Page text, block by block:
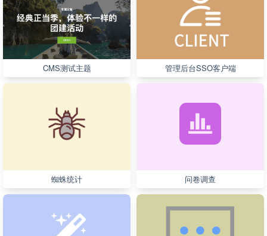
CMS测试主题 管理后台SSO客户端
蜘蛛统计 问卷调查